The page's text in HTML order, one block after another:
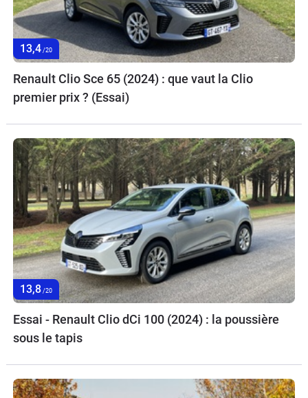
13,4 /20
Renault Clio Sce 65 (2024) : que vaut la Clio
premier prix ? (Essai)
13,8 /20
Essai - Renault Clio dCi 100 (2024) : la poussière
sous le tapis